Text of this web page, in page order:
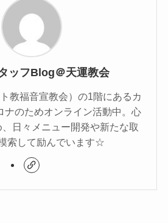
ッフBlog＠天運教会
教福音宣教会）の1階にあるカ
ナのためオンライン活動中。心
日々メニュー開発や新たな取
索して励んでいます☆